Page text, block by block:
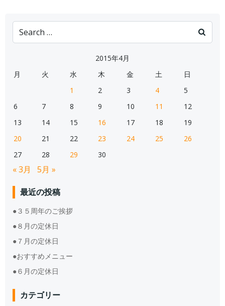
Search
for:
2015年4月
月
火 水 木 金 土
日
1
2 3 4
5
6
7 8 9 10 11
12
13
14 15 16 17 18
19
20
21 22 23 24 25
26
27
28 29 30
« 3月 5月 »
最近の投稿
●３５周年のご挨拶
●８月の定休日
●７月の定休日
●おすすめメニュー
●６月の定休日
カテゴリー